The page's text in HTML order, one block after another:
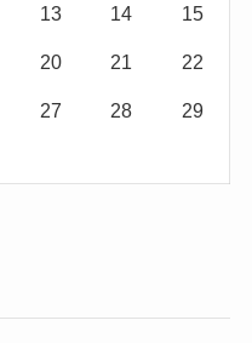
13 14 15
20 21 22
27 28 29